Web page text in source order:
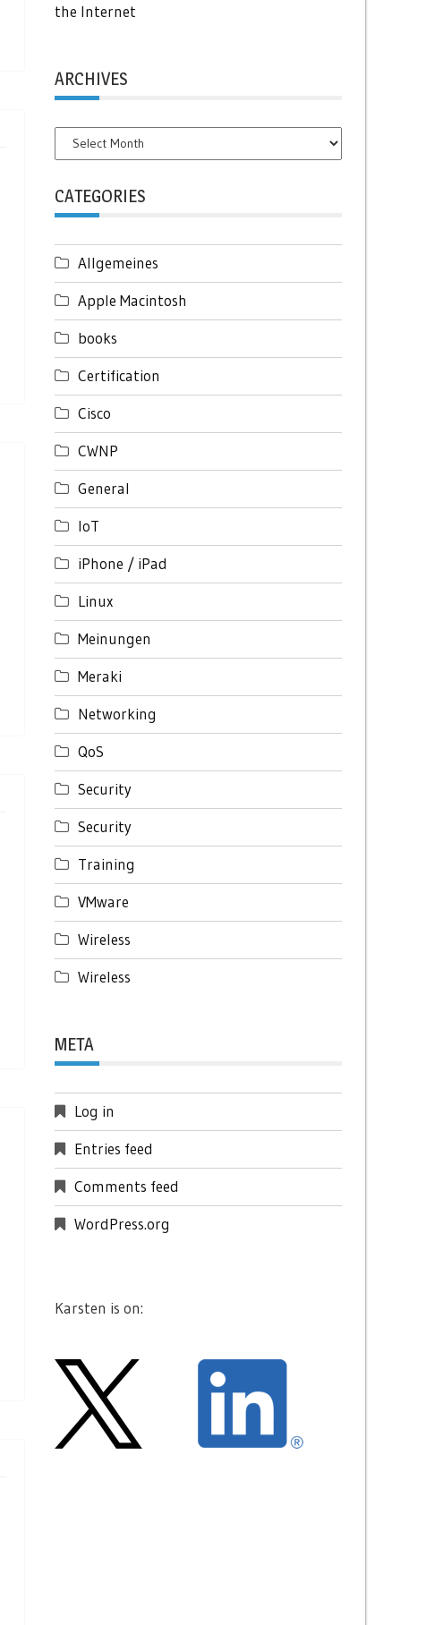
the Internet
ARCHIVES
Archives
CATEGORIES
Allgemeines
Apple Macintosh
books
Certification
Cisco
CWNP
General
IoT
iPhone / iPad
Linux
Meinungen
Meraki
Networking
QoS
Security
Security
Training
VMware
Wireless
Wireless
META
Log in
Entries feed
Comments feed
WordPress.org
Karsten is on: